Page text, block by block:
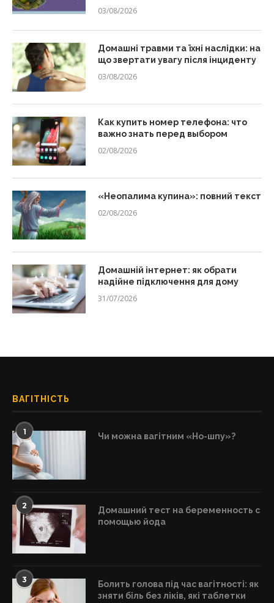
03/08/2026
Домашні травми та їхні наслідки: на
що звертати увагу після інциденту
03/08/2026
Как купить номер телефона: что
важно знать перед выбором
02/08/2026
«Неопалима купина»: повний текст
02/08/2026
Домашній інтернет: як обрати
надійне підключення для дому
31/07/2026
ВАГІТНІСТЬ
1 Чи можна вагітним «Но-шпу»?
2
Домашний тест на беременность с
помощью йода
3
Болить голова під час вагітності: як
зняти біль без ліків, які таблетки